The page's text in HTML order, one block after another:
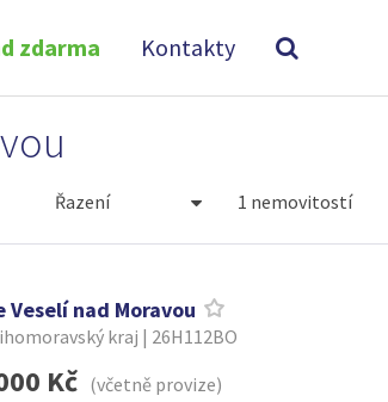
zdarma Kontakty
1 nemovitostí
nad Moravou
kraj | 26H112BO
Kč (včetně provize)